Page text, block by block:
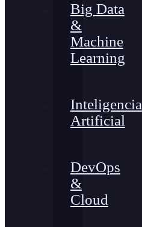
Big Data
&
Machine
Learning
Inteligencia
Artificial
DevOps
&
Cloud